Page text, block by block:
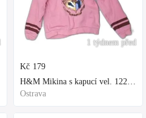
1 týdnem před
Kč 179
H&M Mikina s kapucí vel. 122 fialová
Ostrava